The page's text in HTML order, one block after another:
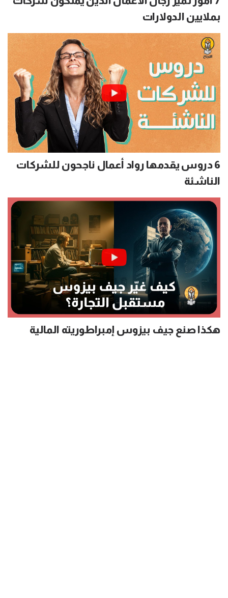
بملايين الدولارات
6 دروس يقدمها رواد أعمال ناجحون للشركات
الناشئة
هكذا صنع جيف بيزوس إمبراطوريته المالية